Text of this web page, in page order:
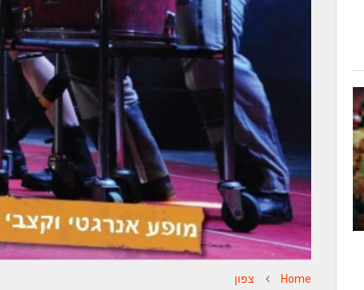
Home צפון